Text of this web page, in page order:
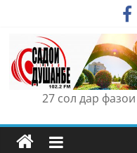
content
27 сол дар